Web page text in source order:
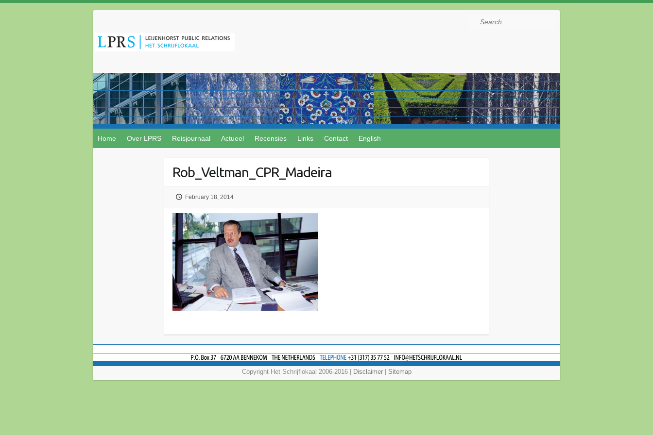
Search
Home Over LPRS Reisjournaal Actueel Recensies Links Contact English
Rob_Veltman_CPR_Madeira
February 18, 2014
Copyright Het Schrijflokaal 2006-2016 | Disclaimer| Sitemap